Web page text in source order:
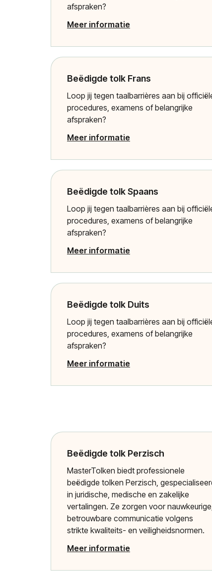
afspraken?
Meer informatie
Beëdigde tolk Frans
Loop jij tegen taalbarrières aan bij
procedures, examens of belangrijke
afspraken?
Meer informatie
Beëdigde tolk Spaans
Loop jij tegen taalbarrières aan bij
procedures, examens of belangrijke
afspraken?
Meer informatie
Beëdigde tolk Duits
Loop jij tegen taalbarrières aan bij
procedures, examens of belangrijke
afspraken?
Meer informatie
Beëdigde tolk Perzisch
MasterTolken biedt professionele
beëdigde tolken Perzisch,
in juridische, medische en zakelijke
vertalingen. Ze zorgen voor
betrouwbare communicatie volgens
strikte kwaliteits- en veiligheidsnormen.
Meer informatie